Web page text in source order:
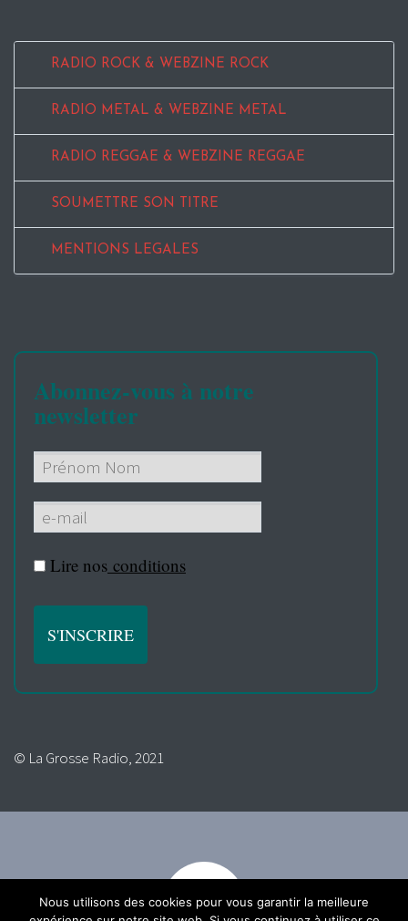
RADIO ROCK & WEBZINE ROCK
RADIO METAL & WEBZINE METAL
RADIO REGGAE & WEBZINE REGGAE
SOUMETTRE SON TITRE
MENTIONS LEGALES
Abonnez-vous à notre
newsletter
Lire nos conditions
© La Grosse Radio, 2021
Nous utilisons des cookies pour vous garantir la meilleure